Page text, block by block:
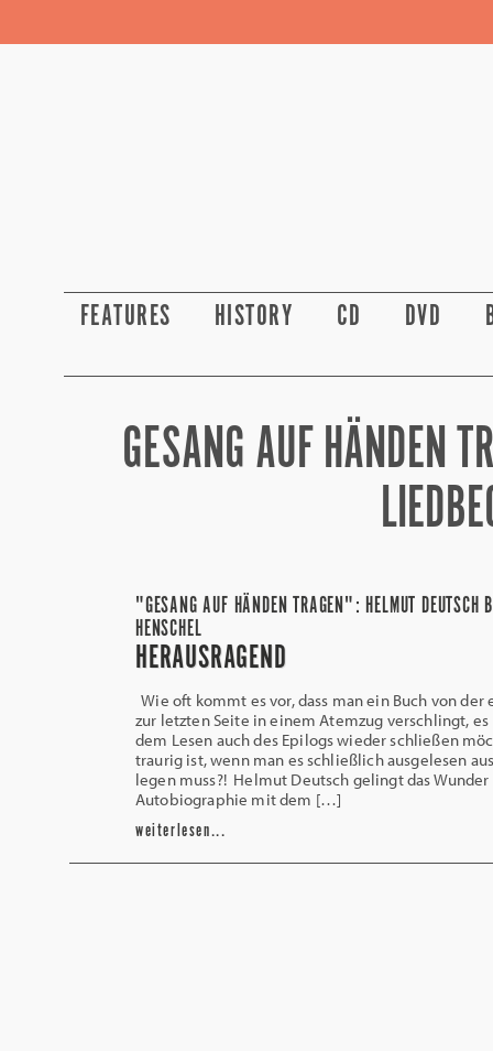
FEATURES HISTORY CD DVD
GESANG AUF HÄNDEN
"GESANG AUF HÄNDEN TRAGEN": HELMUT DEUTSCH
HENSCHEL
HERAUSRAGEND
Wie oft kommt es vor, dass man ein Buch von der
zur letzten Seite in einem Atemzug verschlingt,
dem Lesen auch des Epilogs wieder schließen
traurig ist, wenn man es schließlich ausgelesen
legen muss?! Helmut Deutsch gelingt das
Autobiographie mit dem […]
weiterlesen...